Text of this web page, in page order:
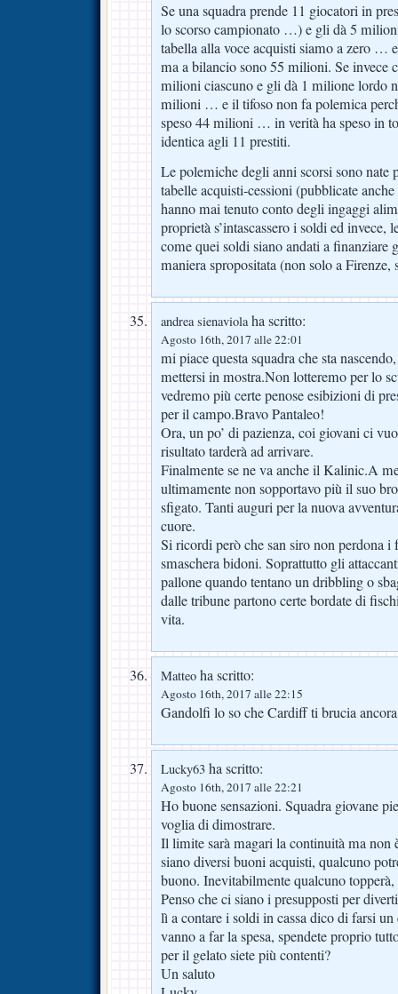
Se una squadra prende 11 giocatori in
lo scorso campionato …) e gli dà 5
tabella alla voce acquisti siamo a zero
ma a bilancio sono 55 milioni. Se invece
milioni ciascuno e gli dà 1 milione lordo
milioni … e il tifoso non fa polemica
speso 44 milioni … in verità ha speso in
identica agli 11 prestiti.
Le polemiche degli anni scorsi sono nate
tabelle acquisti-cessioni (pubblicate
hanno mai tenuto conto degli ingaggi
proprietà s’intascassero i soldi ed invece,
come quei soldi siano andati a finanziare
maniera spropositata (non solo a Firenze,
andrea sienaviolaha scritto:
Agosto 16th, 2017 alle 22:01
mi piace questa squadra che sta
mettersi in mostra.Non lotteremo per lo
vedremo più certe penose esibizioni di
per il campo.Bravo Pantaleo!
Ora, un po’ di pazienza, coi giovani ci
risultato tarderà ad arrivare.
Finalmente se ne va anche il Kalinic.A
ultimamente non sopportavo più il suo
sfigato. Tanti auguri per la nuova
cuore.
Si ricordi però che san siro non perdona i
smaschera bidoni. Soprattutto gli
pallone quando tentano un dribbling o
dalle tribune partono certe bordate di
vita.
Matteo ha scritto:
Agosto 16th, 2017 alle 22:15
Gandolfi lo so che Cardiff ti brucia
Lucky63 ha scritto:
Agosto 16th, 2017 alle 22:21
Ho buone sensazioni. Squadra giovane
voglia di dimostrare.
Il limite sarà magari la continuità ma non
siano diversi buoni acquisti, qualcuno
buono. Inevitabilmente qualcuno
Penso che ci siano i presupposti per
lì a contare i soldi in cassa dico di farsi
vanno a far la spesa, spendete proprio
per il gelato siete più contenti?
Un saluto